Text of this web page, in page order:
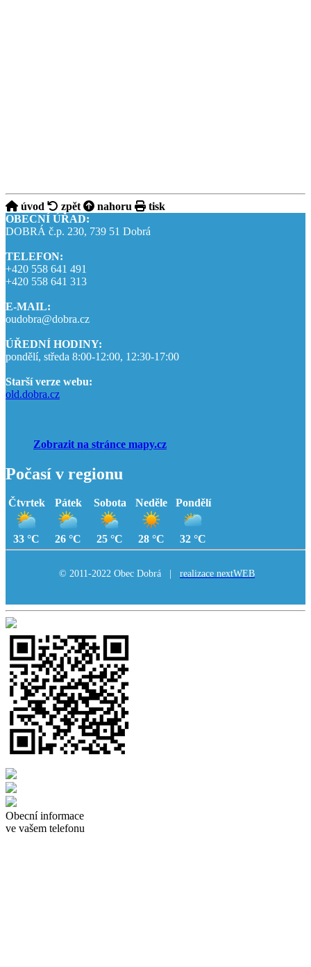
úvod zpět nahoru
tisk
OBECNÍ ÚŘAD:
DOBRÁ č.p. 230, 739 51 Dobrá
TELEFON:
+420 558 641 491
+420 558 641 313
E-MAIL:
oudobra@dobra.cz
ÚŘEDNÍ HODINY:
pondělí, středa 8:00-12:00, 12:30-17:00
Starší verze webu:
old.dobra.cz
Zobrazit na stránce mapy.cz
Počasí v regionu
Čtvrtek
33 °C
Pátek
26 °C
Sobota
25 °C
Neděle
28 °C
Pondělí
32 °C
© 2011-2022 Obec Dobrá | realizace nextWEB
Obecní informace
ve vašem telefonu